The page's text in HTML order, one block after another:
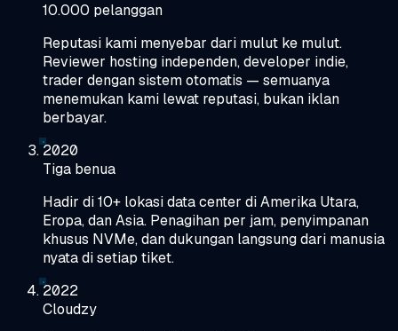
10.000 pelanggan
Reputasi kami menyebar dari mulut ke mulut.
Reviewer hosting independen, developer indie,
trader dengan sistem otomatis — semuanya
menemukan kami lewat reputasi, bukan iklan
berbayar.
2020
Tiga benua
Hadir di 10+ lokasi data center di Amerika Utara,
Eropa, dan Asia. Penagihan per jam, penyimpanan
khusus NVMe, dan dukungan langsung dari manusia
nyata di setiap tiket.
2022
Cloudzy